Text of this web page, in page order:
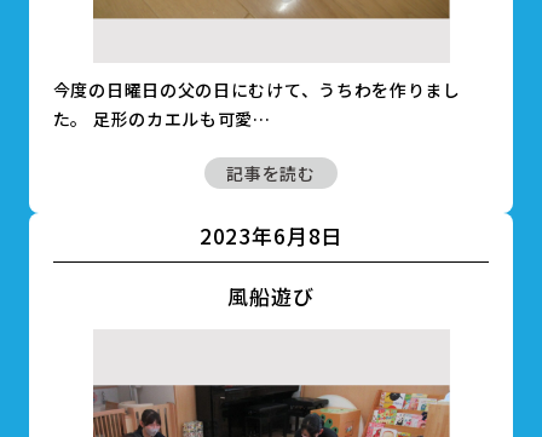
今度の日曜日の父の日にむけて、うちわを作りまし
た。 足形のカエルも可愛…
記事を読む
2023年6月8日
風船遊び